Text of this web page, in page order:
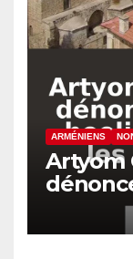
ARMÉNIENS
Artyom